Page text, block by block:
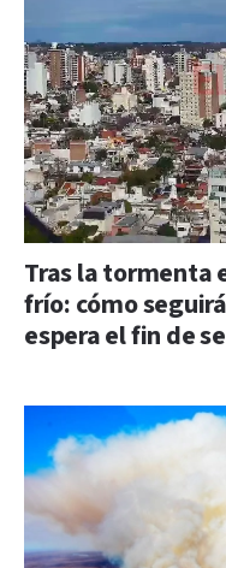
Tras la tormenta
frío: cómo
espera el fin de